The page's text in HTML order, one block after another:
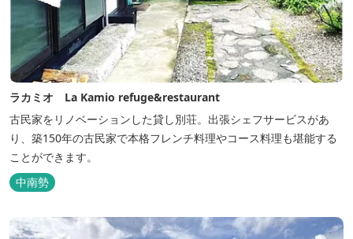
ラカミオ La Kamio refuge&restaurant
古民家をリノベーションした貸し別荘。出張シェフサービスがあ
り、築150年の古民家で本格フレンチ料理やコース料理も堪能する
ことができます。
中南勢